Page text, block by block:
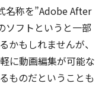
名称を”Adobe After
ソフトというと一部
かもしれませんが、
に動画編集が可能な
ものだということも